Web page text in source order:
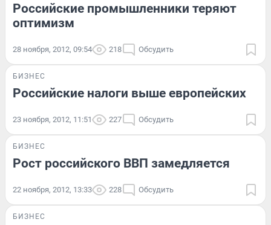
Российские промышленники теряют
оптимизм
28 ноября, 2012, 09:54 218 Обсудить
БИЗНЕС
Российские налоги выше европейских
23 ноября, 2012, 11:51 227 Обсудить
БИЗНЕС
Рост российского ВВП замедляется
22 ноября, 2012, 13:33 228 Обсудить
БИЗНЕС